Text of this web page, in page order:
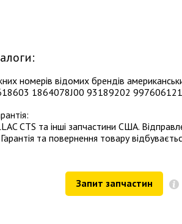
номерів відомих брендів
1864078J00 93189202
CTS та інші запчастини США.
та повернення товару
Запит запчастин